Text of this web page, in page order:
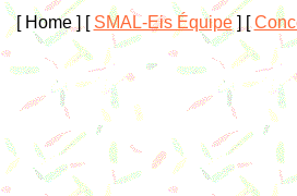
[ Home ] [ SMAL-Eis Équipe] [